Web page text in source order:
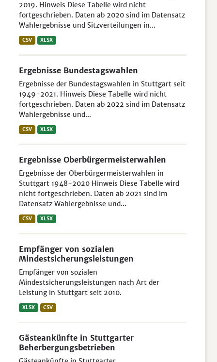
2019. Hinweis Diese Tabelle wird nicht
fortgeschrieben. Daten ab 2020 sind im Datensatz
Wahlergebnisse und Sitzverteilungen in...
CSV XLSX
Ergebnisse Bundestagswahlen
Ergebnisse der Bundestagswahlen in Stuttgart seit
1949-2021. Hinweis Diese Tabelle wird nicht
fortgeschrieben. Daten ab 2022 sind im Datensatz
Wahlergebnisse und...
CSV XLSX
Ergebnisse Oberbürgermeisterwahlen
Ergebnisse der Oberbürgermeisterwahlen in
Stuttgart 1948-2020 Hinweis Diese Tabelle wird
nicht fortgeschrieben. Daten ab 2021 sind im
Datensatz Wahlergebnisse und...
CSV XLSX
Empfänger von sozialen
Mindestsicherungsleistungen
Empfänger von sozialen
Mindestsicherungsleistungen nach Art der
Leistung in Stuttgart seit 2010.
XLSX CSV
Gästeankünfte in Stuttgarter
Beherbergungsbetrieben